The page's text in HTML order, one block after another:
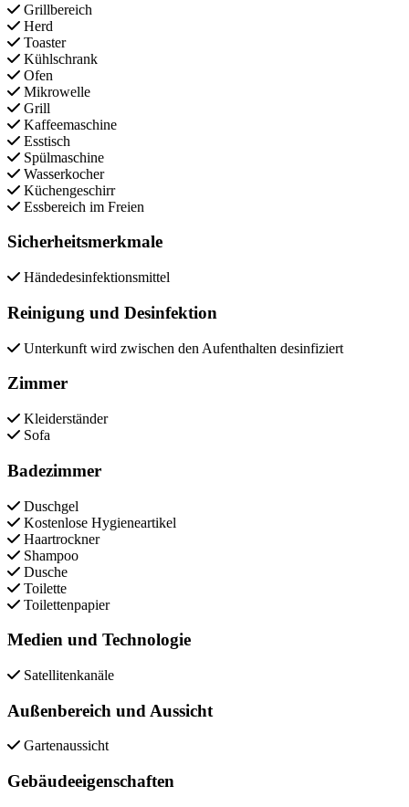
Grillbereich
Herd
Toaster
Kühlschrank
Ofen
Mikrowelle
Grill
Kaffeemaschine
Esstisch
Spülmaschine
Wasserkocher
Küchengeschirr
Essbereich im Freien
Sicherheitsmerkmale
Händedesinfektionsmittel
Reinigung und Desinfektion
Unterkunft wird zwischen den Aufenthalten desinfiziert
Zimmer
Kleiderständer
Sofa
Badezimmer
Duschgel
Kostenlose Hygieneartikel
Haartrockner
Shampoo
Dusche
Toilette
Toilettenpapier
Medien und Technologie
Satellitenkanäle
Außenbereich und Aussicht
Gartenaussicht
Gebäudeeigenschaften